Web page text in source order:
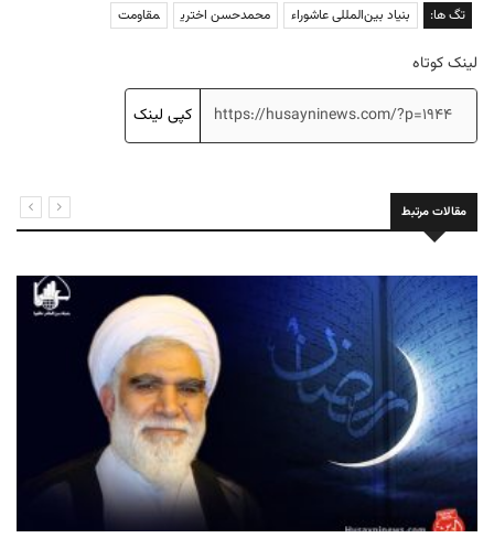
تگ ها: بنیاد بین‌المللی عاشوراء محمدحسن اختری مقاومت
لینک کوتاه
کپی لینک
مقالات مرتبط